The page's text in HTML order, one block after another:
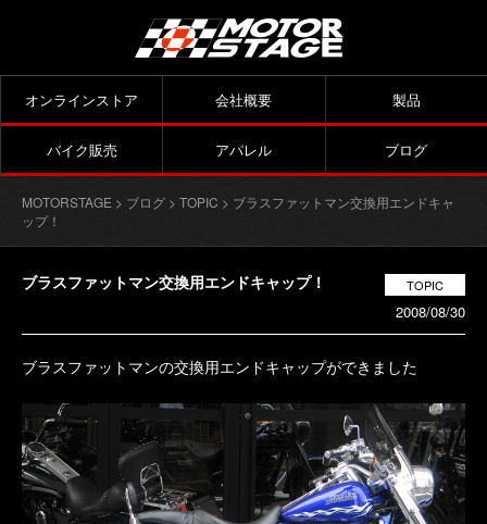
オンラインストア 会社概要 製品
バイク販売 アパレル ブログ
MOTORSTAGE > ブログ > TOPIC > ブラスファットマン交換用エンドキャ
ップ！
ブラスファットマン交換用エンドキャップ！ TOPIC
2008/08/30
ブラスファットマンの交換用エンドキャップができました